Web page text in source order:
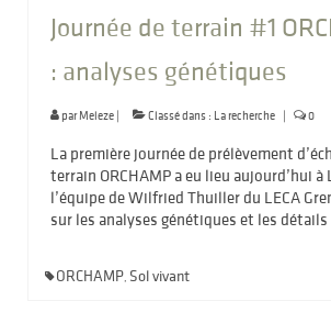
Journée de terrain #1
: analyses génétiques
parMeleze | Classé dans : La recherche | 0
La première journée de prélèvement
terrain ORCHAMP a eu lieu aujourd’hui à
l’équipe de Wilfried Thuiller du LECA
sur les analyses génétiques et les
ORCHAMP, Sol vivant